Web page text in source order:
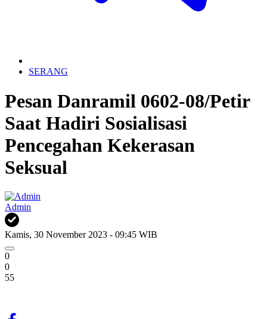
SERANG
Pesan Danramil 0602-08/Petir
Saat Hadiri Sosialisasi
Pencegahan Kekerasan
Seksual
Admin
Kamis, 30 November 2023 - 09:45 WIB
0
0
55